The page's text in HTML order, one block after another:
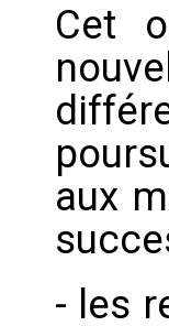
Cet
aux
- les